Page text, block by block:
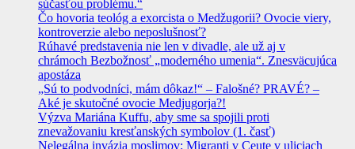
súčasťou problému.“
Čo hovoria teológ a exorcista o Medžugorii? Ovocie viery,
kontroverzie alebo neposlušnosť?
Rúhavé predstavenia nie len v divadle, ale už aj v
chrámoch Bezbožnosť „moderného umenia“. Znesväcujúca
apostáza
„Sú to podvodníci, mám dôkaz!“ – Falošné? PRAVÉ? –
Aké je skutočné ovocie Medjugorja?!
Výzva Mariána Kuffu, aby sme sa spojili proti
znevažovaniu kresťanských symbolov (1. časť)
Nelegálna invázia moslimov: Migranti v Ceute v uliciach